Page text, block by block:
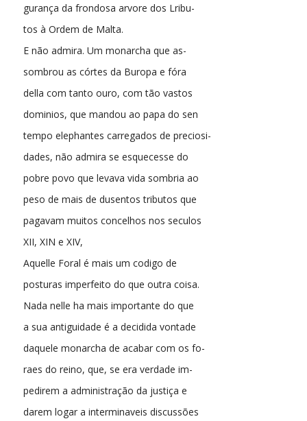
gurança da frondosa arvore dos Lribu-
tos à Ordem de Malta.
E não admira. Um monarcha que as-
sombrou as córtes da Buropa e fóra
della com tanto ouro, com tão vastos
dominios, que mandou ao papa do sen
tempo elephantes carregados de preciosi-
dades, não admira se esquecesse do
pobre povo que levava vida sombria ao
peso de mais de dusentos tributos que
pagavam muitos concelhos nos seculos
XII, XIN e XIV,
Aquelle Foral é mais um codigo de
posturas imperfeito do que outra coisa.
Nada nelle ha mais importante do que
a sua antiguidade é a decidida vontade
daquele monarcha de acabar com os fo-
raes do reino, que, se era verdade im-
pedirem a administração da justiça e
darem logar a interminaveis discussões